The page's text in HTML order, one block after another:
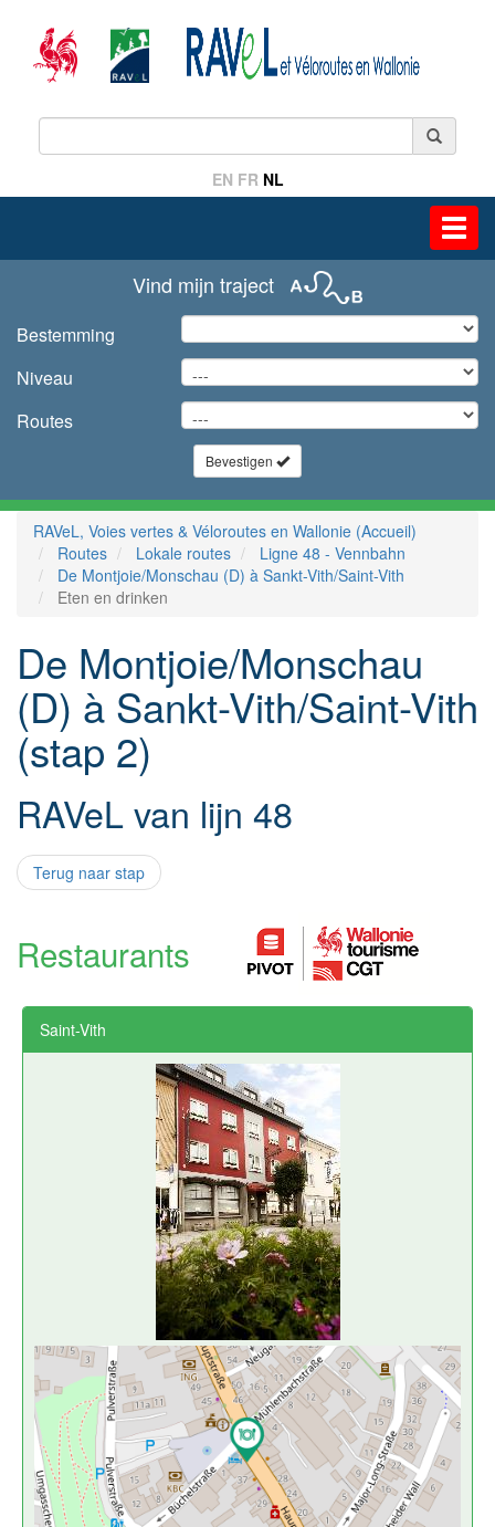
EN FR NL
Vind mijn traject
Bestemming
Niveau
Routes
Bevestigen
RAVeL, Voies vertes & Véloroutes en Wallonie (Accueil)
Routes
Lokale routes
Ligne 48 - Vennbahn
De Montjoie/Monschau (D) à Sankt-Vith/Saint-Vith
Eten en drinken
De Montjoie/Monschau
(D) à Sankt-Vith/Saint-Vith
(stap 2)
RAVeL van lijn 48
Terug naar stap
Restaurants
Saint-Vith